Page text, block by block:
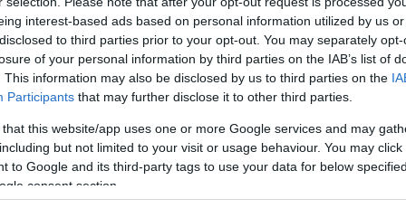
interest-based ads based on personal information utilized by us
to third parties prior to your opt-out. You may separately
of your personal information by third parties on the IAB’s list of
This information may also be disclosed by us to third parties on the
Participants that may further disclose it to other third parties.
that this website/app uses one or more Google services and may
but not limited to your visit or usage behaviour. You may
to Google and its third-party tags to use your data for below
consent section.